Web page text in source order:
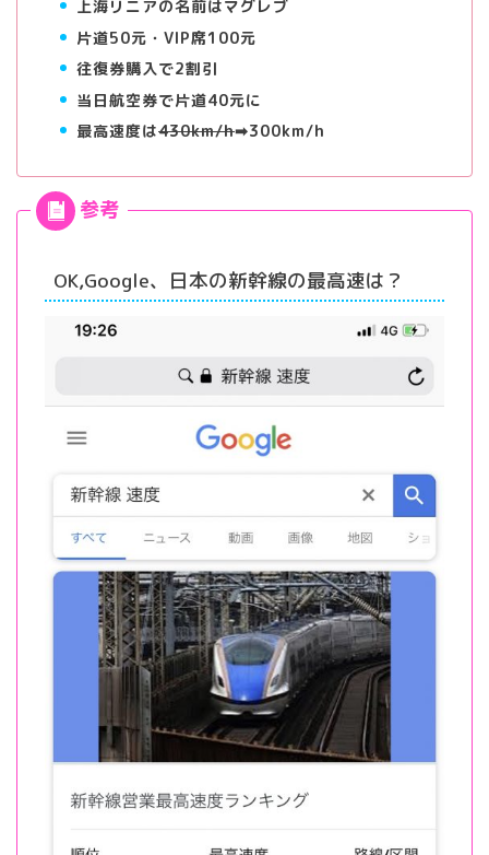
上海リニアの名前はマグレブ
片道50元・VIP席100元
往復券購入で2割引
当日航空券で片道40元に
最高速度は430km/h➡︎300km/h
OK,Google、日本の新幹線の最高速は？